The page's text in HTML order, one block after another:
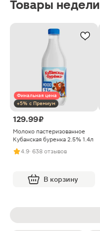
Товары недели
Финальная цена
+5% с Премиум
129.99 ₽
Молоко пастеризованное
Кубанская буренка 2.5% 1.4л
4.9· 638 отзывов
В корзину